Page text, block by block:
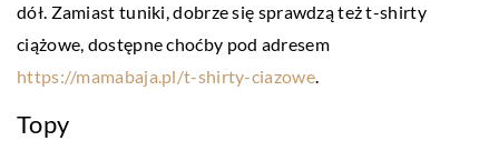
dół. Zamiast tuniki, dobrze się sprawdzą też t-shirty
ciążowe, dostępne choćby pod adresem
https://mamabaja.pl/t-shirty-ciazowe.
Topy